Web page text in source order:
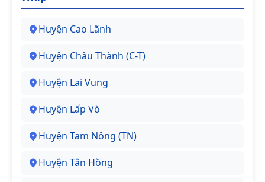
Huyện Cao Lãnh
Huyện Châu Thành (C-T)
Huyện Lai Vung
Huyện Lấp Vò
Huyện Tam Nông (TN)
Huyện Tân Hồng